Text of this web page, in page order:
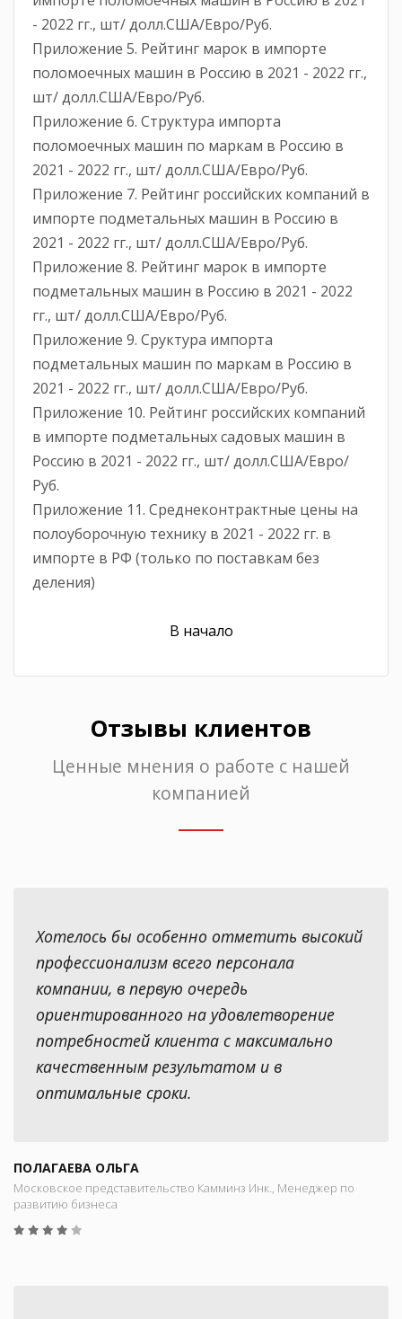
- 2022 гг., шт/ долл.США/Евро/Руб.
Приложение 5. Рейтинг марок в импорте
поломоечных машин в Россию в 2021 - 2022 гг.,
шт/ долл.США/Евро/Руб.
Приложение 6. Структура импорта
поломоечных машин по маркам в Россию в
2021 - 2022 гг., шт/ долл.США/Евро/Руб.
Приложение 7. Рейтинг российских компаний в
импорте подметальных машин в Россию в
2021 - 2022 гг., шт/ долл.США/Евро/Руб.
Приложение 8. Рейтинг марок в импорте
подметальных машин в Россию в 2021 - 2022
гг., шт/ долл.США/Евро/Руб.
Приложение 9. Сруктура импорта
подметальных машин по маркам в Россию в
2021 - 2022 гг., шт/ долл.США/Евро/Руб.
Приложение 10. Рейтинг российских компаний
в импорте подметальных садовых машин в
Россию в 2021 - 2022 гг., шт/ долл.США/Евро/
Руб.
Приложение 11. Среднеконтрактные цены на
полоуборочную технику в 2021 - 2022 гг. в
импорте в РФ (только по поставкам без
деления)
В начало
Отзывы клиентов
Ценные мнения о работе с нашей
компанией
Хотелось бы особенно отметить высокий
профессионализм всего персонала
компании, в первую очередь
ориентированного на удовлетворение
потребностей клиента с максимально
качественным результатом и в
оптимальные сроки.
ПОЛАГАЕВА ОЛЬГА
Московское представительство Камминз Инк., Менеджер по
развитию бизнеса